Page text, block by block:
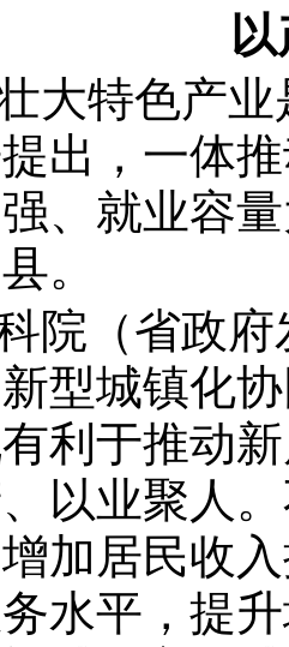
大特色产
出，一体
、就业容
。
院（省政
型城镇化
利于推动
以业聚人
加居民收
水平，提